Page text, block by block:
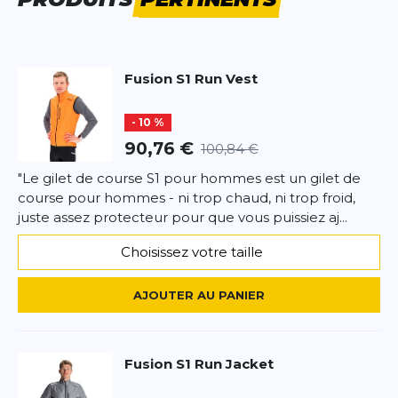
réfléchissantes 3M discrètes mais sûres sur la
360 degrés pendant les heures sombres.
Titre de votre avis
Titre de votre avis
Votre avis detaillé
Votre avis detaillé
conditions d'utilisationde Google s'appliquent.
Fusion S1 Run Vest
- 10 %
90,76 € 100,84 €
"Le gilet de course S1 pour hommes est un gilet de
course pour hommes - ni trop chaud, ni trop froid,
juste assez protecteur pour que vous puissiez aj...
Choisissez votre taille
AJOUTER AU PANIER
Fusion S1 Run Jacket